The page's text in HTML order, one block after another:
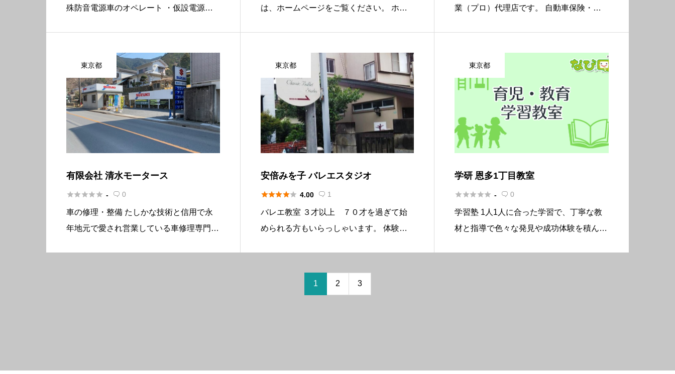
殊防音電源車のオペレート ・仮設電源工
皆さんもきっと見たことがあるかもしれま
せんが、コンサート、野外での音 […]
は、ホームページをご覧ください。 ホー
号042-475-6601 FAX042-474- […]
業（プロ）代理店です。 自動車保険・火
さい。 基本情報 所在地〒192-0914 東京都
東京都
有限会社 清水モータース
 -  0
車の修理・整備 たしかな技術と信用で永
年地元で愛され営業している車修理専門店
東京都
安倍みを子 バレエスタジオ
 4.00  1
バレエ教室 ３才以上 ７０才を過ぎて始
められる方もいらっしゃいます。 体験も
東京都
学研 恩多1丁目教室
 -  0
学習塾 1人1人に合った学習で、丁寧な教
材と指導で色々な発見や成功体験を積んで
1 2 3